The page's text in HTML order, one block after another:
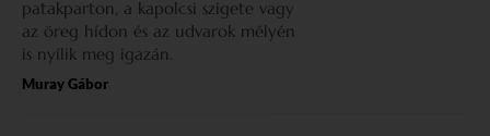
patakparton, a kapolcsi szigete vagy
az öreg hídon és az udvarok mélyén
is nyílik meg igazán.
Muray Gábor